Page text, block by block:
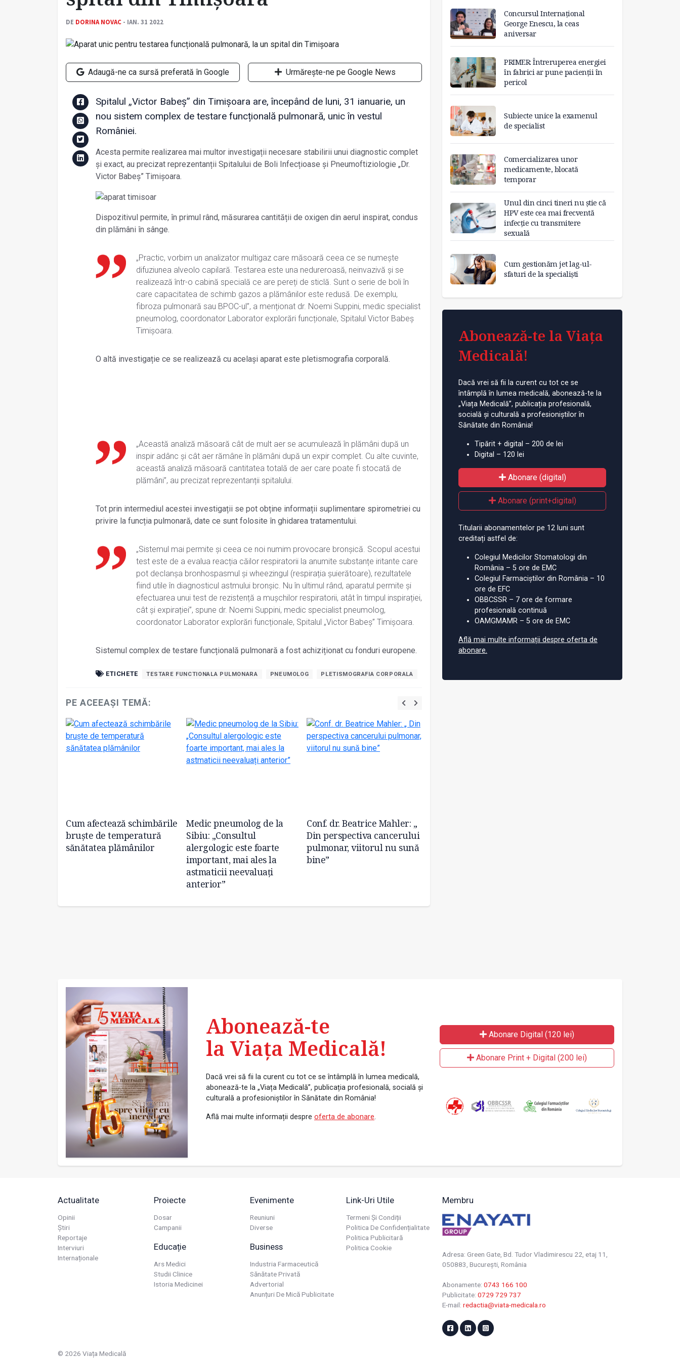
DE DORINA NOVAC - IAN. 31 2022
Adaugă-ne ca sursă preferată în Google Urmărește-ne pe Google News
Spitalul „Victor Babeș” din Timișoara are, începând de luni, 31 ianuarie, un
nou sistem complex de testare funcțională pulmonară, unic în vestul
României.
Acesta permite realizarea mai multor investigații necesare stabilirii unui diagnostic complet
și exact, au precizat reprezentanții Spitalului de Boli Infecțioase și Pneumoftiziologie „Dr.
Victor Babeș” Timișoara.
Dispozitivul permite, în primul rând, măsurarea cantității de oxigen din aerul inspirat, condus
din plămâni în sânge.
„Practic, vorbim un analizator multigaz care măsoară ceea ce se numește
difuziunea alveolo capilară. Testarea este una nedureroasă, neinvazivă și se
realizează într-o cabină specială ce are pereți de sticlă. Sunt o serie de boli în
care capacitatea de schimb gazos a plămânilor este redusă. De exemplu,
fibroza pulmonară sau BPOC-ul”, a menționat dr. Noemi Suppini, medic specialist
pneumolog, coordonator Laborator explorări funcționale, Spitalul Victor Babeș
Timișoara.
O altă investigație ce se realizează cu același aparat este pletismografia corporală.
„Această analiză măsoară cât de mult aer se acumulează în plămâni după un
inspir adânc și cât aer rămâne în plămâni după un expir complet. Cu alte cuvinte,
această analiză măsoară cantitatea totală de aer care poate fi stocată de
plămâni”, au precizat reprezentanții spitalului.
Tot prin intermediul acestei investigații se pot obține informații suplimentare spirometriei cu
privire la funcția pulmonară, date ce sunt folosite în ghidarea tratamentului.
„Sistemul mai permite și ceea ce noi numim provocare bronșică. Scopul acestui
test este de a evalua reacția căilor respiratorii la anumite substanțe iritante care
pot declanșa bronhospasmul și wheezingul (respirația șuierătoare), rezultatele
fiind utile în diagnosticul astmului bronșic. Nu în ultimul rând, aparatul permite și
efectuarea unui test de rezistență a mușchilor respiratorii, atât în timpul inspirației,
cât și expirației”, spune dr. Noemi Suppini, medic specialist pneumolog,
coordonator Laborator explorări funcționale, Spitalul „Victor Babeș” Timișoara.
Sistemul complex de testare funcțională pulmonară a fost achiziționat cu fonduri europene.
ETICHETE TESTARE FUNCTIONALA PULMONARA PNEUMOLOG PLETISMOGRAFIA CORPORALA
PE ACEEAȘI TEMĂ:
Cum afectează schimbările
bruște de temperatură
sănătatea plămânilor
Medic pneumolog de la
Sibiu: „Consultul
alergologic este foarte
important, mai ales la
astmaticii neevaluați
anterior”
Conf. dr. Beatrice Mahler: „
Din perspectiva cancerului
pulmonar, viitorul nu sună
bine”
Concursul Internațional
George Enescu, la ceas
aniversar
PRIMER: Întreruperea energiei
în fabrici ar pune pacienții în
pericol
Subiecte unice la examenul
de specialist
Comercializarea unor
medicamente, blocată
temporar
Unul din cinci tineri nu știe că
HPV este cea mai frecventă
infecție cu transmitere
sexuală
Cum gestionăm jet lag-ul-
sfaturi de la specialiști
Abonează-te la Viața
Medicală!
Dacă vrei să fii la curent cu tot ce se
întâmplă în lumea medicală, abonează-te la
„Viața Medicală”, publicația profesională,
socială și culturală a profesioniștilor în
Sănătate din România!
Tipărit + digital – 200 de lei
Digital – 120 lei
Abonare (digital)
Abonare (print+digital)
Titularii abonamentelor pe 12 luni sunt
creditați astfel de:
Colegiul Medicilor Stomatologi din
România – 5 ore de EMC
Colegiul Farmaciștilor din România – 10
ore de EFC
OBBCSSR – 7 ore de formare
profesională continuă
OAMGMAMR – 5 ore de EMC
Află mai multe informații despre oferta de
abonare.
Abonează-te
la Viața Medicală!
Dacă vrei să fii la curent cu tot ce se întâmplă în lumea medicală,
abonează-te la „Viața Medicală”, publicația profesională, socială și
culturală a profesioniștilor în Sănătate din România!
Află mai multe informații despre oferta de abonare.
Abonare Digital (120 lei)
Abonare Print + Digital (200 lei)
Actualitate
Opinii
Știri
Reportaje
Interviuri
Internaționale
Proiecte
Dosar
Campanii
Educație
Ars Medici
Studii Clinice
Istoria Medicinei
Evenimente
Reuniuni
Diverse
Business
Industria Farmaceutică
Sănătate Privată
Advertorial
Anunțuri De Mică Publicitate
Link-Uri Utile
Termeni Și Condiții
Politica De Confidențialitate
Politica Publicitară
Politica Cookie
Membru
Adresa: Green Gate, Bd. Tudor Vladimirescu 22, etaj 11,
050883, Bucureşti, România
Abonamente: 0743 166 100
Publicitate: 0729 729 737
E-mail: redactia@viata-medicala.ro
© 2026 Viața Medicală